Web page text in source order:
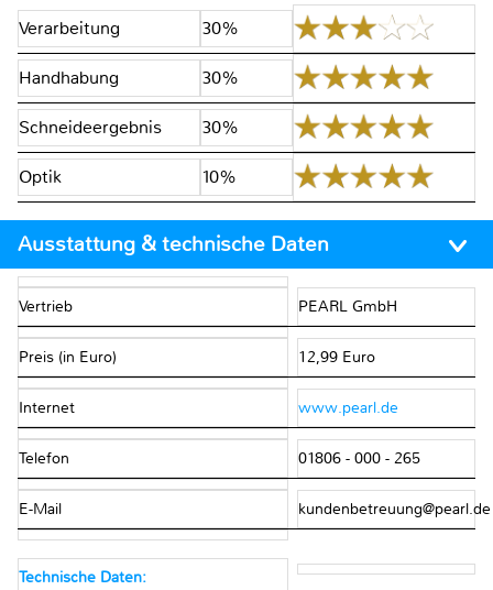
Verarbeitung 30%
Handhabung 30%
Schneideergebnis 30%
Optik 10%
Ausstattung & technische Daten
Vertrieb PEARL GmbH
Preis (in Euro) 12,99 Euro
Internet www.pearl.de
Telefon 01806 - 000 - 265
E-Mail
Technische Daten: